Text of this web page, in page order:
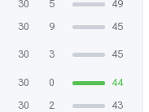
30 5
49
30 9 45
30 3 45
30 0
44
30 2 43